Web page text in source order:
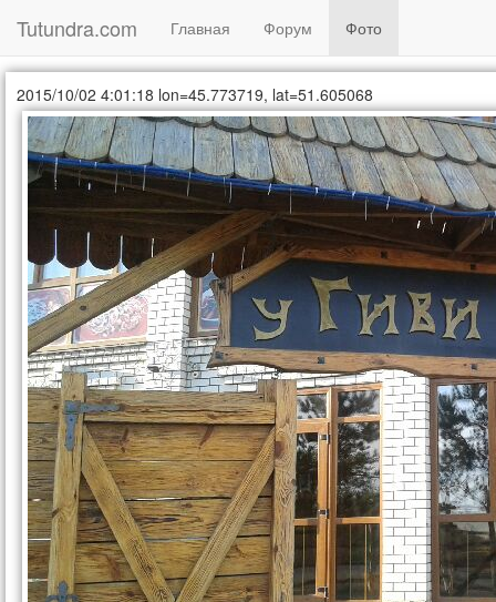
Tutundra.com Главная (current)Форум Фото
2015/10/02 4:01:18 lon=45.773719, lat=51.605068